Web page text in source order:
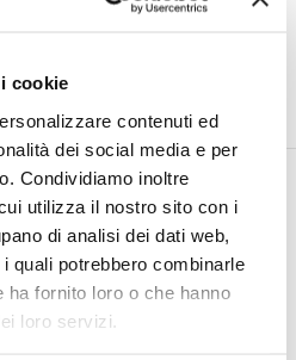
cookie
contenuti ed
dei social media e per
Condividiamo inoltre
utilizza il nostro sito con i
di analisi dei dati web,
quali potrebbero combinarle
fornito loro o che hanno
loro servizi.
انضم إلينا
اكتشف
طاولات قابلة للتمديد